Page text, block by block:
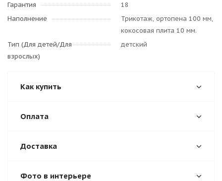
Гарантия
18
Наполнение
Трикотаж, ортопена 100 мм,
кокосовая плита 10 мм.
Тип (Для детей/Для
взрослых)
детский
Как купить
Оплата
Доставка
Фото в интерьере